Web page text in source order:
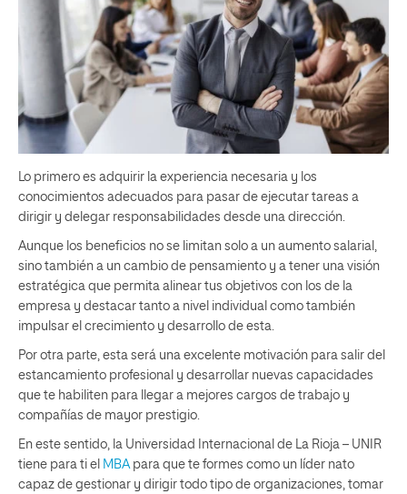
Lo primero es adquirir la experiencia necesaria y los
conocimientos adecuados para pasar de ejecutar tareas a
dirigir y delegar responsabilidades desde una dirección.
Aunque los beneficios no se limitan solo a un aumento salarial,
sino también a un cambio de pensamiento y a tener una visión
estratégica que permita alinear tus objetivos con los de la
empresa y destacar tanto a nivel individual como también
impulsar el crecimiento y desarrollo de esta.
Por otra parte, esta será una excelente motivación para salir del
estancamiento profesional y desarrollar nuevas capacidades
que te habiliten para llegar a mejores cargos de trabajo y
compañías de mayor prestigio.
En este sentido, la Universidad Internacional de La Rioja – UNIR
tiene para ti el MBA para que te formes como un líder nato
capaz de gestionar y dirigir todo tipo de organizaciones, tomar